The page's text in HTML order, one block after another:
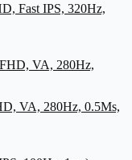
Fast IPS, 320Hz,
VA, 280Hz, 0.5Ms,